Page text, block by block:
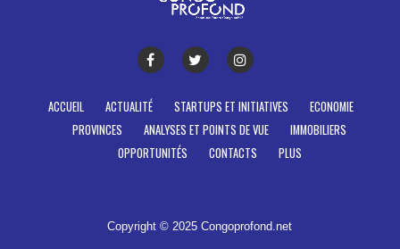
ACCUEIL ACTUALITÉ STARTUPS ET INITIATIVES
ECONOMIE
PROVINCES
ANALYSES ET POINTS DE VUE
IMMOBILIERS
OPPORTUNITÉS
CONTACTS PLUS
Copyright © 2025 Congoprofond.net